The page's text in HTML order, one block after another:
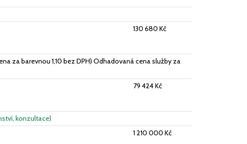
130 680 Kč
za barevnou 1,10 bez DPH) Odhadovaná cena služby za
79 424 Kč
konzultace)
1 210 000 Kč